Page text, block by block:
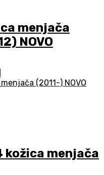
menjača
NOVO
kožica menjača